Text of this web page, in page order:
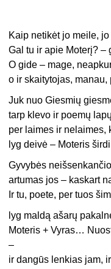
Kaip netikėt jo meile,
Gal tu ir apie Moterį? –
O gide – mage,
o ir skaitytojas,
Juk nuo Giesmių
tarp klevo ir poemų
per laimes ir nelaimes,
lyg deivė – Moteris
Gyvybės
artumas jos – kaskart
Ir tu, poete, per tuos
lyg maldą ašarų
Moteris + Vyras…
–
ir dangūs lenkias jam,